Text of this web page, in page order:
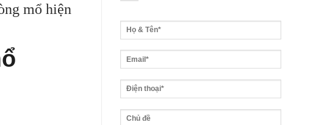
mổ hiện